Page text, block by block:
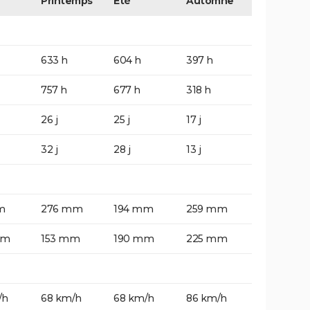
633 h 604 h 397 h
757 h 677 h 318 h
26 j 25 j 17 j
32 j 28 j 13 j
276 mm 194 mm 259 mm
153 mm 190 mm 225 mm
68 km/h 68 km/h 86 km/h